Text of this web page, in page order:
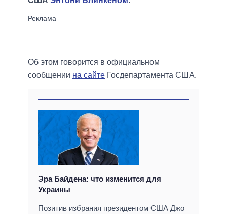
Об этом говорится в официальном
сообщении на сайте Госдепартамента США.
Эра Байдена: что изменится для
Украины
Позитив избрания президентом США Джо